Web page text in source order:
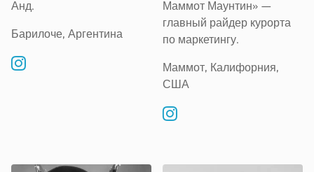
Анд.
Барилоче, Аргентина
Маммот Маунтин» —
главный райдер курорта
по маркетингу.
Маммот, Калифорния,
США